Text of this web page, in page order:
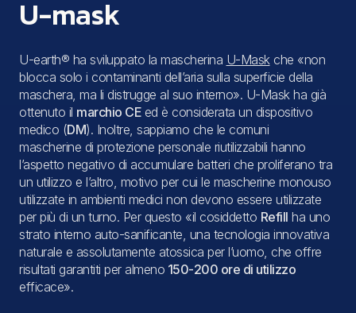
U-mask
U-earth® ha sviluppato la mascherina U-Maskche «non
blocca solo i contaminanti dell’aria sulla superficie della
maschera, ma li distrugge al suo interno». U-Mask ha già
ottenuto il marchio CE ed è considerata un dispositivo
medico (DM). Inoltre, sappiamo che le comuni
mascherine di protezione personale riutilizzabili hanno
l’aspetto negativo di accumulare batteri che proliferano tra
un utilizzo e l’altro, motivo per cui le mascherine monouso
utilizzate in ambienti medici non devono essere utilizzate
per più di un turno. Per questo «il cosiddetto Refill ha uno
strato interno auto-sanificante, una tecnologia innovativa
naturale e assolutamente atossica per l’uomo, che offre
risultati garantiti per almeno 150-200 ore di utilizzo
efficace».